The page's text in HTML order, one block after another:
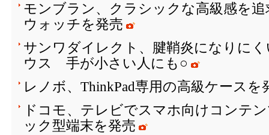
モンブラン、クラシックな高級感を
ウォッチを発売
サンワダイレクト、腱鞘炎になりに
ウス 手が小さい人にも○
レノボ、ThinkPad専用の高級ケースを
ドコモ、テレビでスマホ向けコンテ
ック型端末を発売